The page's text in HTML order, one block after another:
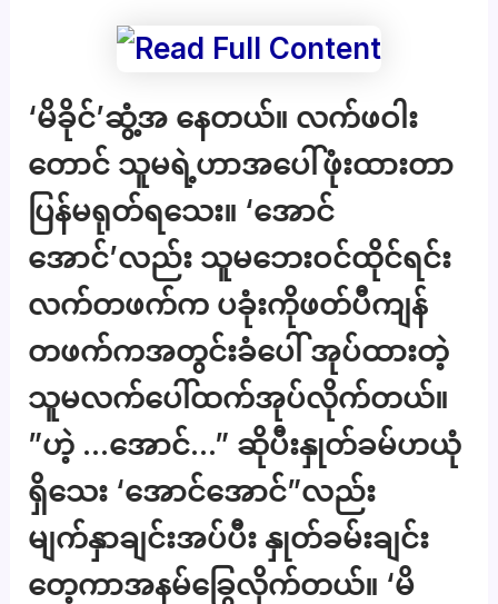
‘မိခိုင်’ဆွံ့အ နေတယ်။ လက်ဖဝါး
တောင် သူမရဲ့ဟာအပေါ်ဖုံးထားတာ
ပြန်မရုတ်ရသေး။ ‘အောင်
အောင်’လည်း သူမဘေးဝင်ထိုင်ရင်း
လက်တဖက်က ပခုံးကိုဖတ်ပီကျန်
တဖက်ကအတွင်းခံပေါ် အုပ်ထားတဲ့
သူမလက်ပေါ်ထက်အုပ်လိုက်တယ်။
”ဟဲ့ …အောင်…” ဆိုပီးနှုတ်ခမ်ဟယုံ
ရှိသေး ‘အောင်အောင်”လည်း
မျက်နှာချင်းအပ်ပီး နှုတ်ခမ်းချင်း
တေ့ကာအနမ်ခြွေလိုက်တယ်။ ‘မိ